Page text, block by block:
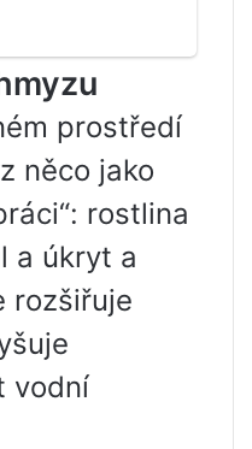
prostředí
něco jako
rostlina
a úkryt a
rozšiřuje
vodní